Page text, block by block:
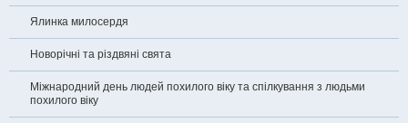
Ялинка милосердя
Новорічні та різдвяні свята
Міжнародний день людей похилого віку та спілкування з людьми
похилого віку